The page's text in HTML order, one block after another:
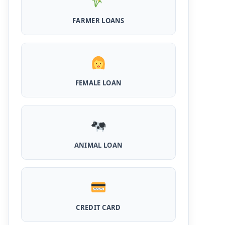
MPocket Student Loan: स्टूडेंट्स यहाँ से ले सकते
Airtel Payment Bank Loan Online Apply:
अब एयरटेल पेमेंट बैंक से ले सकते हैं पुरे 5 लाख रूपए का
लोन, अभी ऐसे आपके फोन से करे अप्लाई
किसी झंझट से फ्लिपकार्ट से ले सकते है एक लाख तक का
Canara Bank Loan Apply Online: इस तरह
कैनरा बैंक से घर बैठे ले सकते है 20 लाख तक का लोन, अभी
क्रेडिट कार्ड, घर बैठे मिलता है सबसे सस्ता 5 लाख तक का
FARMER LOANS
FEMALE LOAN
ANIMAL LOAN
CREDIT CARD